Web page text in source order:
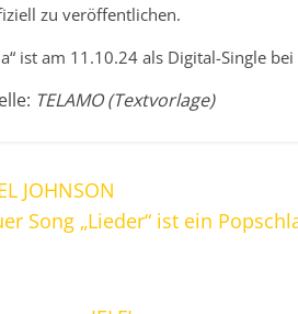
zu veröffentlichen.
ist am 11.10.24 als Digital-Single bei
TELAMO (Textvorlage)
JOHNSON
Song „Lieder“ ist ein